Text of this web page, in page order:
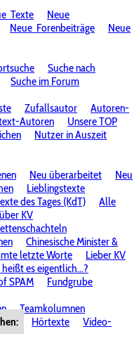
Texte
Neue
Neue Forenbeiträge
Neue
Suche nach
Suche im Forum
Zufallsautor
Autoren-
Autoren
Unsere TOP
Nutzer in Auszeit
Neu überarbeitet
Neu
Lieblingstexte
des Tages (KdT)
Alle
KV
Chinesische Minister &
letzte Worte
Lieber KV
es eigentlich...?
SPAM
Fundgrube
Teamkolumnen
Hörtexte
Video-